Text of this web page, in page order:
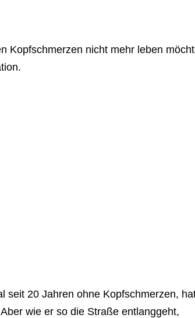
Kopfschmerzen nicht mehr leben
seit 20 Jahren ohne Kopfschmerzen,
wie er so die Straße entlanggeht,